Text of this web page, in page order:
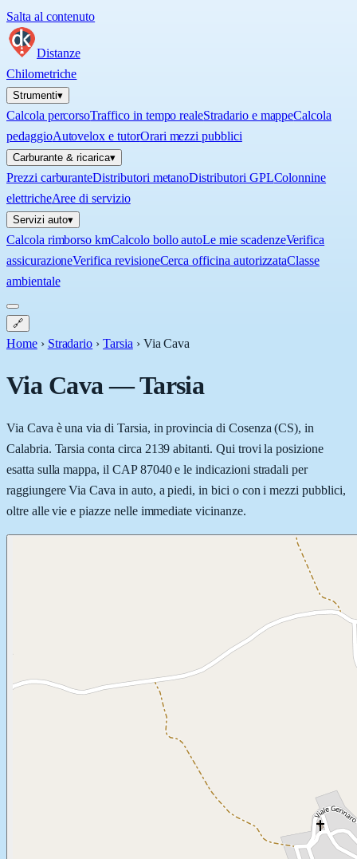
Salta al contenuto
Distanze
Chilometriche
Strumenti▾
Calcola percorsoTraffico in tempo realeStradario e mappeCalcola
pedaggioAutovelox e tutorOrari mezzi pubblici
Carburante & ricarica▾
Prezzi carburanteDistributori metanoDistributori GPLColonnine
elettricheAree di servizio
Servizi auto▾
Calcola rimborso kmCalcolo bollo autoLe mie scadenzeVerifica
assicurazioneVerifica revisioneCerca officina autorizzataClasse
ambientale
🔗
Home › Stradario › Tarsia › Via Cava
Via Cava—Tarsia
Via Cava è una via di Tarsia, in provincia di Cosenza (CS), in
Calabria. Tarsia conta circa 2139 abitanti. Qui trovi la posizione
esatta sulla mappa, il CAP 87040 e le indicazioni stradali per
raggiungere Via Cava in auto, a piedi, in bici o con i mezzi pubblici,
oltre alle vie e piazze nelle immediate vicinanze.